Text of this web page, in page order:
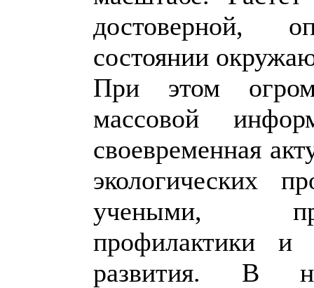
достоверной,
состоянии
При этом
массовой
своевременная
экологических
учеными,
профилактики и
развития. В